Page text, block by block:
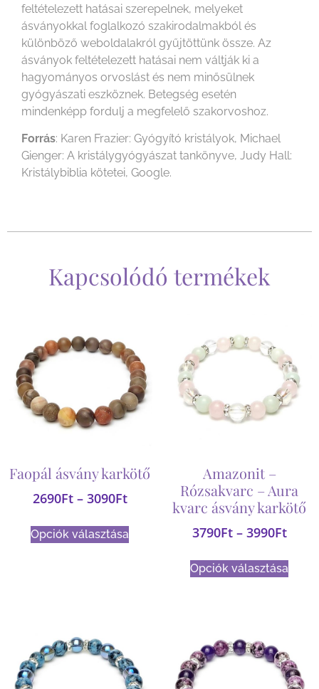
feltételezett hatásai szerepelnek, melyeket
ásványokkal foglalkozó szakirodalmakból és
különböző weboldalakról gyűjtöttünk össze. Az
ásványok feltételezett hatásai nem váltják ki a
hagyományos orvoslást és nem minősülnek
gyógyászati eszköznek. Betegség esetén
mindenképp fordulj a megfelelő szakorvoshoz.
Forrás: Karen Frazier: Gyógyító kristályok, Michael
Gienger: A kristálygyógyászat tankönyve, Judy Hall:
Kristálybiblia kötetei, Google.
Kapcsolódó termékek
Faopál ásvány karkötő
2690Ft – 3090Ft
Opciók választása
Amazonit –
Rózsakvarc – Aura
kvarc ásvány karkötő
3790Ft – 3990Ft
Opciók választása